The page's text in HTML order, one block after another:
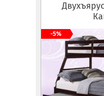
-5%